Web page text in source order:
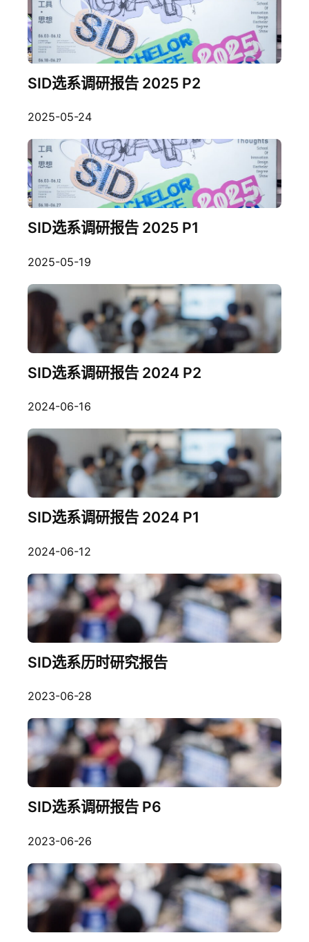
SID选系调研报告 2025 P2
2025-05-24
SID选系调研报告 2025 P1
2025-05-19
SID选系调研报告 2024 P2
2024-06-16
SID选系调研报告 2024 P1
2024-06-12
SID选系历时研究报告
2023-06-28
SID选系调研报告 P6
2023-06-26